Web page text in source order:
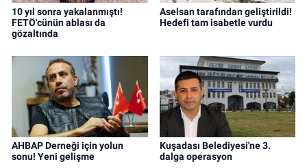
10 yıl sonra yakalanmıştı!
FETÖ'cünün ablası da
gözaltında
Aselsan tarafından geliştirildi!
Hedefi tam isabetle vurdu
AHBAP Derneği için yolun
sonu! Yeni gelişme
Kuşadası Belediyesi'ne 3.
dalga operasyon